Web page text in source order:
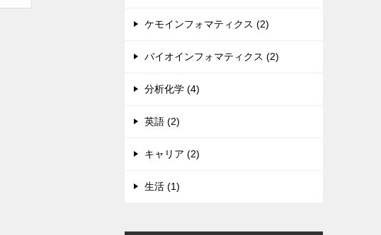
ケモインフォマティクス (2)
バイオインフォマティクス (2)
分析化学 (4)
英語 (2)
キャリア (2)
生活 (1)